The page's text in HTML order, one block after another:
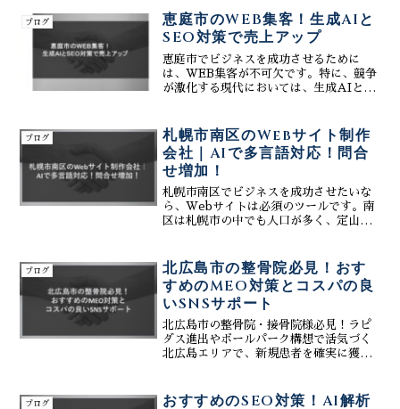
集客効果を両立し、深川での売上最大化
を実現します。
ブログ
恵庭市のWEB集客！生成AIと
SEO対策で売上アップ
恵庭市でビジネスを成功させるために
は、WEB集客が不可欠です。特に、競争
が激化する現代においては、生成AIと
庭市に特化したWEB集客支援会社とし
て、生成AIとSEO対...
ブログ
札幌市南区のWebサイト制作
会社｜AIで多言語対応！問合
せ増加！
札幌市南区でビジネスを成功させたいな
ら、Webサイトは必須のツールです。南
区は札幌市の中でも人口が多く、定山渓
も激しいため、多くの顧客を獲得するに
は、効果的なWeb集客...
ブログ
北広島市の整骨院必見！おす
すめのMEO対策とコスパの良
いSNSサポート
北広島市の整骨院・接骨院様必見！ラピ
ダス進出やボールパーク構想で活気づく
北広島エリアで、新規患者を確実に獲得
めのMEO対策」と、ファンを増やす「コ
ブログ
おすすめのSEO対策！AI解析